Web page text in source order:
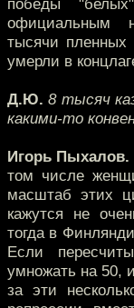
победы
официальным
тысячи
умерли в
Д.Ю. 8 тысяч
какими-то
Игорь Пыхалов.
том числе
масштаб этих
кажутся не
тогда в
Если
умножать на 50,
за эти